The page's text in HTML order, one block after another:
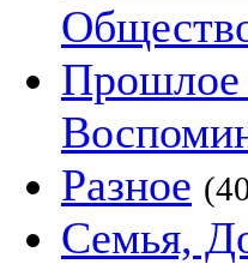
Прошлое
Разное
Семья,